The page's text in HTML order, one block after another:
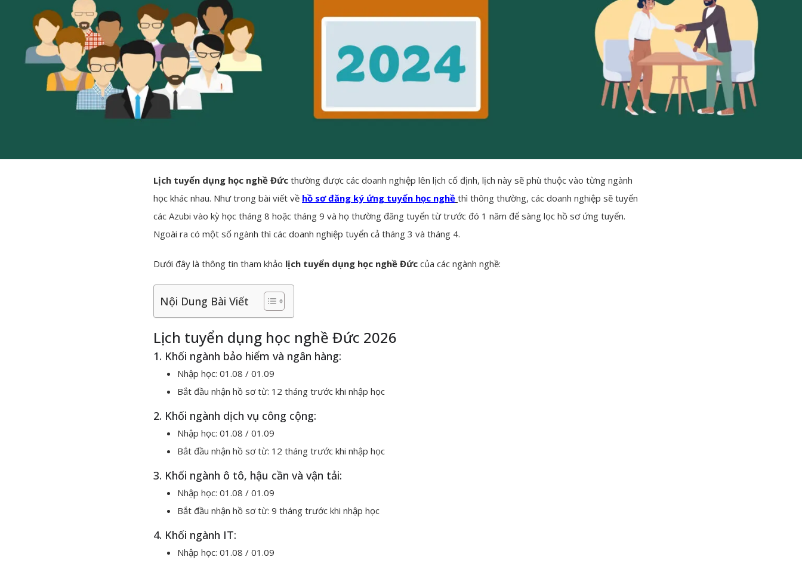
Lịch tuyển dụng học nghề Đức thường được các doanh nghiệp lên lịch cố định, lịch này sẽ phù thuộc vào từng ngành
học khác nhau. Như trong bài viết về hồ sơ đăng ký ứng tuyển học nghề thì thông thường, các doanh nghiệp sẽ tuyển
các Azubi vào kỳ học tháng 8 hoặc tháng 9 và họ thường đăng tuyển từ trước đó 1 năm để sàng lọc hồ sơ ứng tuyển.
Ngoài ra có một số ngành thì các doanh nghiệp tuyển cả tháng 3 và tháng 4.
Dưới đây là thông tin tham khảo lịch tuyển dụng học nghề Đức của các ngành nghề:
Nội Dung Bài Viết
Lịch tuyển dụng học nghề Đức 2026
1. Khối ngành bảo hiểm và ngân hàng:
Nhập học: 01.08 / 01.09
Bắt đầu nhận hồ sơ từ: 12 tháng trước khi nhập học
2. Khối ngành dịch vụ công cộng:
Nhập học: 01.08 / 01.09
Bắt đầu nhận hồ sơ từ: 12 tháng trước khi nhập học
3. Khối ngành ô tô, hậu cần và vận tải:
Nhập học: 01.08 / 01.09
Bắt đầu nhận hồ sơ từ: 9 tháng trước khi nhập học
4. Khối ngành IT:
Nhập học: 01.08 / 01.09